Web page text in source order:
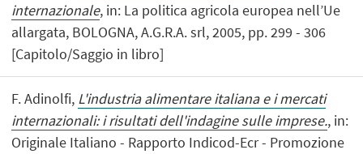
internazionale, in: La politica agricola europea nell’Ue
allargata, BOLOGNA, A.G.R.A. srl, 2005, pp. 299 - 306
[Capitolo/Saggio in libro]
F. Adinolfi, L'industria alimentare italiana e i mercati
internazionali: i risultati dell'indagine sulle imprese., in:
Originale Italiano - Rapporto Indicod-Ecr - Promozione